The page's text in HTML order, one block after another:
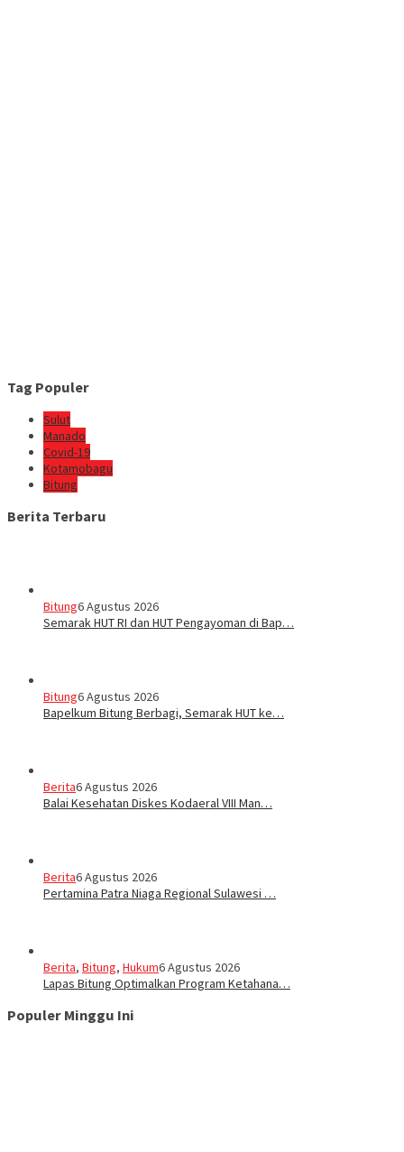
Tag Populer
Sulut
Manado
Covid-19
Kotamobagu
Bitung
Berita Terbaru
Bitung6 Agustus 2026
Semarak HUT RI dan HUT Pengayoman di Bap…
Bitung6 Agustus 2026
‎Bapelkum Bitung Berbagi, Semarak HUT ke…
Berita6 Agustus 2026
Balai Kesehatan Diskes Kodaeral VIII Man…
Berita6 Agustus 2026
Pertamina Patra Niaga Regional Sulawesi …
Berita, Bitung, Hukum6 Agustus 2026
Lapas Bitung Optimalkan Program Ketahana…
Populer Minggu Ini